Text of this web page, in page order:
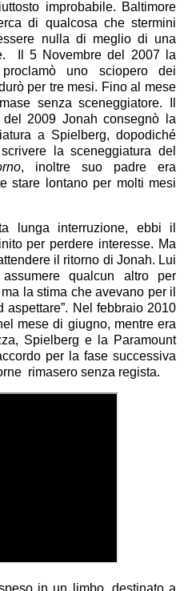
improbabile. Baltimore
di qualcosa che stermini
nulla di meglio di una
Il 5 Novembre del 2007 la
uno sciopero dei
per tre mesi. Fino al mese
senza sceneggiatore. Il
2009 Jonah consegnò la
a Spielberg, dopodiché
la sceneggiatura del
, inoltre suo padre era
stare lontano per molti mesi
lunga interruzione, ebbi il
per perdere interesse. Ma
il ritorno di Jonah. Lui
qualcun altro per
la stima che avevano per il
Nel febbraio 2010
mese di giugno, mentre era
Spielberg e la Paramount
per la fase successiva
rimasero senza regista.